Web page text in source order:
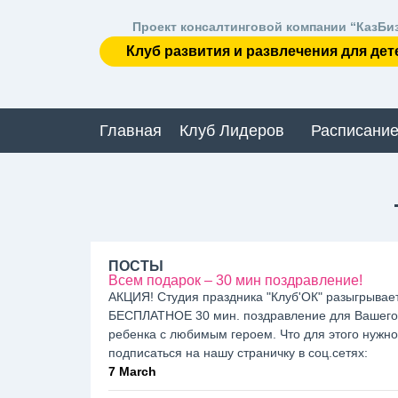
Проект консалтинговой компании
Клуб развития и развлечения для
Главная Клуб Лидеров
ПОСТЫ
Всем подарок – 30 мин поздравление!
АКЦИЯ! Студия праздника "Клуб'ОК"
БЕСПЛАТНОЕ 30 мин. поздравление для Вашего
ребенка с любимым героем. Что для этого
подписаться на нашу страничку в соц.сетях:
7 March